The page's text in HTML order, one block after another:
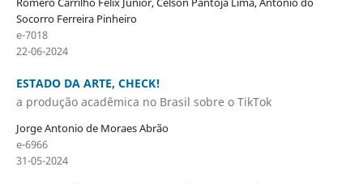
Socorro Ferreira Pinheiro
e-7018
22-06-2024
ESTADO DA ARTE, CHECK!
a produção acadêmica no Brasil sobre o TikTok
Jorge Antonio de Moraes Abrão
e-6966
31-05-2024